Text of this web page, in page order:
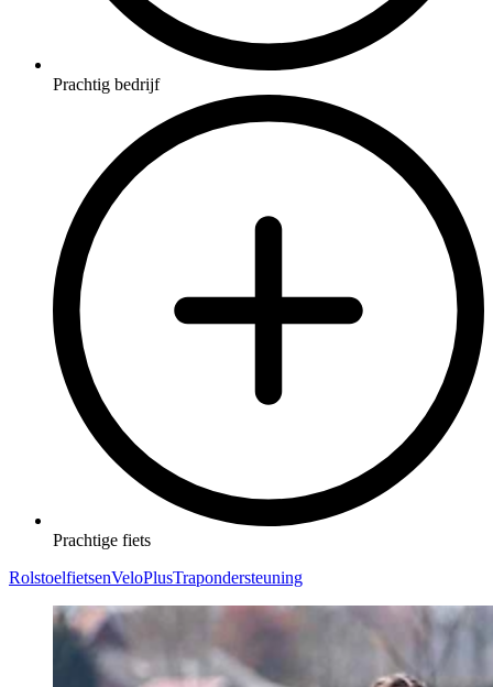
Prachtig bedrijf
Prachtige fiets
RolstoelfietsenVeloPlusTrapondersteuning